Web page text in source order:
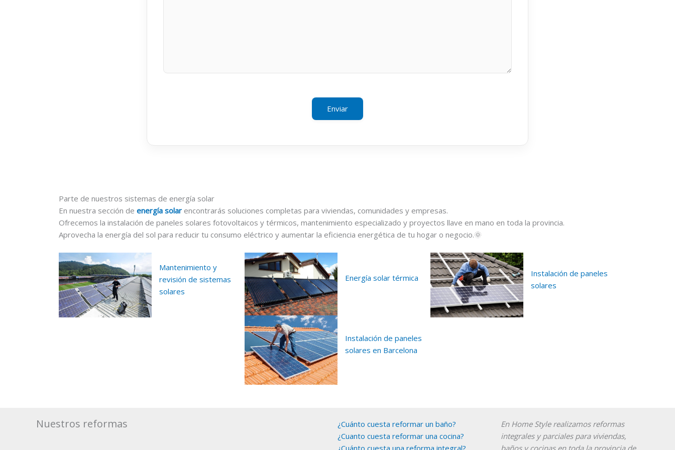
Parte de nuestros sistemas de energía solar
En nuestra sección de energía solar encontrarás soluciones completas para viviendas, comunidades y empresas.
Ofrecemos la instalación de paneles solares fotovoltaicos y térmicos, mantenimiento especializado y proyectos llave en mano en toda la provincia.
Aprovecha la energía del sol para reducir tu consumo eléctrico y aumentar la eficiencia energética de tu hogar o negocio.🌞
Mantenimiento y
revisión de sistemas
solares
Energía solar térmica
Instalación de paneles
solares en Barcelona
Instalación de paneles
solares
Nuestros reformas
¿Cuánto cuesta reformar un baño?
¿Cuanto cuesta reformar una cocina?
¿Cuánto cuesta una reforma integral?
En Home Style realizamos reformas
integrales y parciales para viviendas,
baños y cocinas en toda la provincia de
Instagram
YouTube